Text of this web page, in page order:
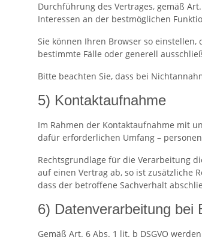
Durchführung des Vertrages, gemäß
Interessen an der bestmöglichen
Sie können Ihren Browser so
bestimmte Fälle oder generell
Bitte beachten Sie, dass bei
5) Kontaktaufnahme
Im Rahmen der Kontaktaufnahme mit
dafür erforderlichen Umfang –
Rechtsgrundlage für die Verarbeitung
auf einen Vertrag ab, so ist zusätzliche
dass der betroffene Sachverhalt
6) Datenverarbeitung bei
Gemäß Art. 6 Abs. 1 lit. b DSGVO